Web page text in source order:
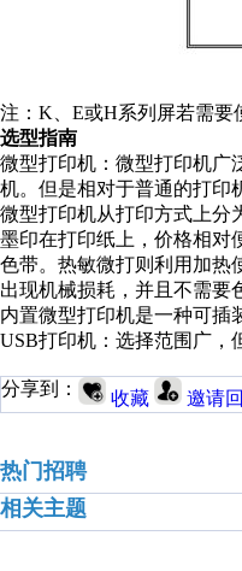
注：K、E或H系列屏若需要
选型指南
微型打印机：微型打印机广
机。但是相对于普通的打印
微型打印机从打印方式上分
墨印在打印纸上，价格相对
色带。热敏微打则利用加热
出现机械损耗，并且不需要
内置微型打印机是一种可插
USB打印机：选择范围广，
分享到： 收藏 邀请
热门招聘
相关主题